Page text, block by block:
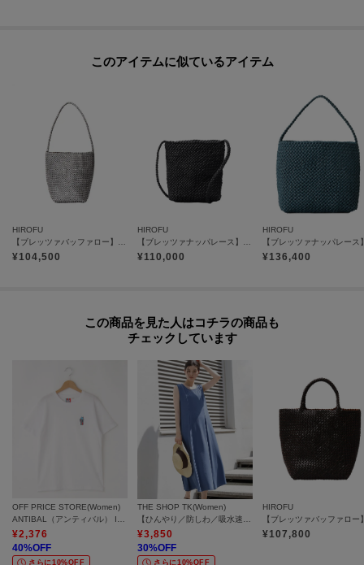
このアイテムに似ているアイテム
HIROFU
【ブレッツァバッファロー】レザーメッシュショルダーバッグ S本革 ステッチ メタリック（商品番号P25-36508）
¥104,500
HIROFU
【ブレッツァナッパレース】レザーメッシュショルダーバッグ S 本革（商品番号：P25-31004）
¥110,000
HIROFU
¥136,400
この商品を見た人はコチラの商品も
チェックしています
OFF PRICE STORE(Women)
¥2,376
40%OFF
さらに10%OFF
THE SHOP TK(Women)
¥3,850
30%OFF
さらに10%OFF
HIROFU
¥107,800